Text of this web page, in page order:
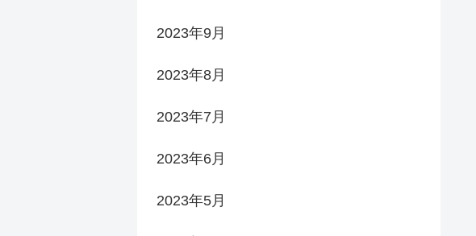
2023年9月
2023年8月
2023年7月
2023年6月
2023年5月